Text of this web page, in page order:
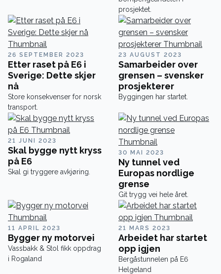
prosjektet.
26 SEPTEMBER 2023
Etter raset på E6 i
Sverige: Dette skjer
nå
Store konsekvenser for norsk
transport.
23 AUGUST 2023
Samarbeider over
grensen – svensker
prosjekterer
Byggingen har startet.
21 JUNI 2023
Skal bygge nytt kryss
på E6
Skal gi tryggere avkjøring.
30 MAI 2023
Ny tunnel ved
Europas nordlige
grense
Git trygg vei hele året.
11 APRIL 2023
Bygger ny motorvei
Vassbakk & Stol fikk oppdrag
i Rogaland
21 MARS 2023
Arbeidet har startet
opp igjen
Bergåstunnelen på E6
Helgeland